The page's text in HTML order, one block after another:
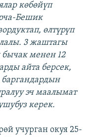
көбөйүп
Бешик
өлтүрүп
3 жаштагы
бычак менен 12
айта берсек,
баргандардын
эч маалымат
керек.
учурган окуя 25-